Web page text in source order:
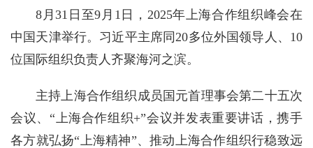
8月31日至9月1日，2025年上海合作组织峰会在
中国天津举行。习近平主席同20多位外国领导人、10
位国际组织负责人齐聚海河之滨。
主持上海合作组织成员国元首理事会第二十五次
会议、“上海合作组织+”会议并发表重要讲话，携手
各方就弘扬“上海精神”、推动上海合作组织行稳致远